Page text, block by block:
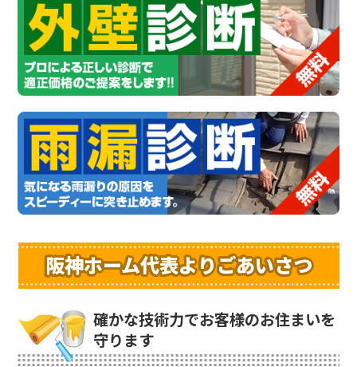
阪神ホーム代表よりごあいさつ
確かな技術力でお客様のお住まいを
守ります